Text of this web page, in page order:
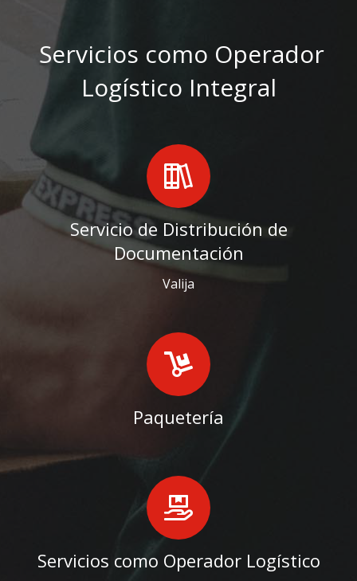
Servicios como Operador
Logístico Integral
Servicio de Distribución de
Documentación
Valija
Paquetería
Servicios como Operador Logístico